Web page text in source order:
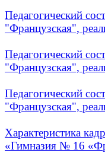
Педагогический
"Французская",
Педагогический
"Французская",
Педагогический
"Французская",
Характеристика
«Гимназия № 16